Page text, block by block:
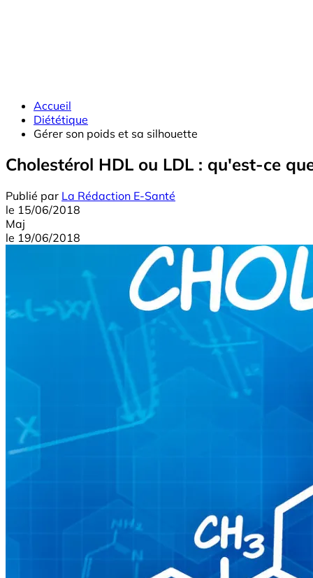
Accueil
Diététique
Gérer son poids et sa silhouette
Cholestérol HDL ou LDL : qu'est-ce
Publié par La Rédaction E-Santé
le 15/06/2018
Maj
le 19/06/2018